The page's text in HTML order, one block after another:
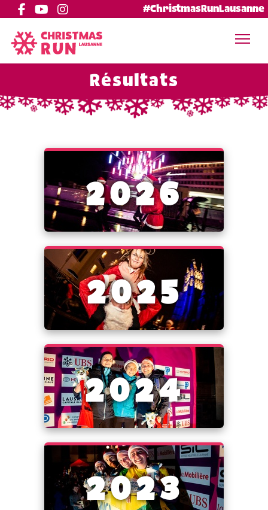
#ChristmasRunLausanne
Résultats
2026
2025
2024
2023